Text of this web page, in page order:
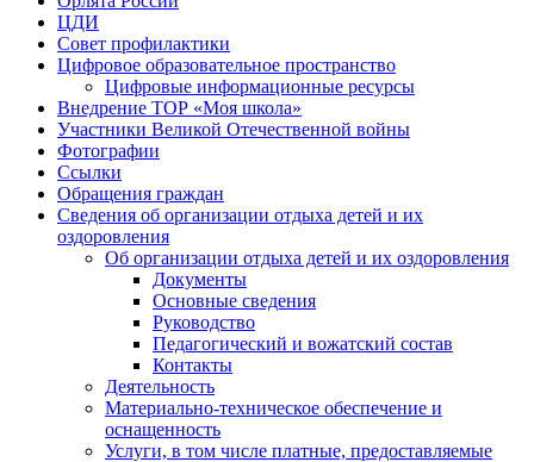
ЦДИ
Совет профилактики
Цифровое образовательное пространство
Цифровые информационные ресурсы
Внедрение ТОР «Моя школа»
Участники Великой Отечественной войны
Фотографии
Ссылки
Обращения граждан
Сведения об организации отдыха детей и их
оздоровления
Об организации отдыха детей и их оздоровления
Документы
Основные сведения
Руководство
Педагогический и вожатский состав
Контакты
Деятельность
Материально-техническое обеспечение и
оснащенность
Услуги, в том числе платные, предоставляемые